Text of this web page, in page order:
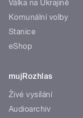
Válka na Ukrajině
Komunální volby
Stanice
eShop
mujRozhlas
Živé vysílání
Audioarchiv